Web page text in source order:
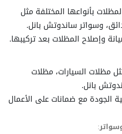
بأنواعها المختلفة مثل
وسواتر ساندوتش بانل.
وإصلاح المظلات بعد تركيبها.
مظلات السيارات، مظلات
بانل.
الجودة مع ضمانات على الأعمال
: